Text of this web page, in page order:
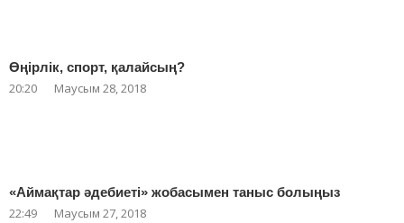
Өңірлік, спорт, қалайсың?
20:20 Маусым 28, 2018
«Аймақтар әдебиеті» жобасымен таныс болыңыз
22:49 Маусым 27, 2018